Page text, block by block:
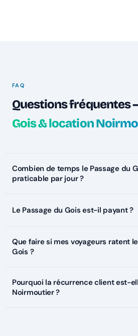
FAQ
Questions fréquentes
Gois & location
Combien de temps le Passage du
praticable par jour ?
Le Passage du Gois est-il payant ?
Que faire si mes voyageurs ratent
Gois ?
Pourquoi la récurrence client est-
Noirmoutier ?